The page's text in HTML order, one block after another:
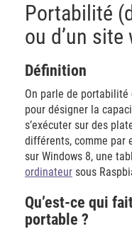
Portabilité
ou d’un site
Définition
On parle de portabilité
pour désigner la
s’exécuter sur des
différents, comme par
sur Windows 8, une
ordinateur sous
Qu’est-ce qui
portable ?